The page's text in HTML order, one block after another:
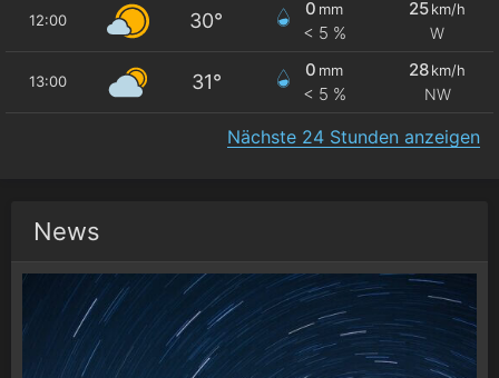
12:00 30°
0 mm
< 5 %
25km/h
W
13:00 31°
0 mm
< 5 %
28km/h
NW
Nächste 24 Stunden anzeigen
News